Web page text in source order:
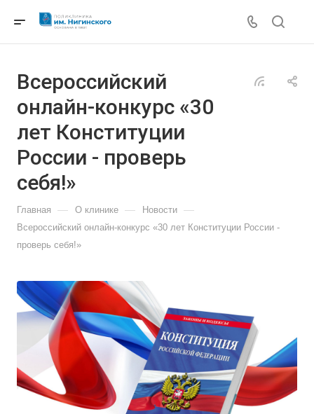
Всероссийский
онлайн-конкурс «30
лет Конституции
России - проверь
себя!»
Главная — О клинике — Новости —
Всероссийский онлайн-конкурс «30 лет Конституции России -
проверь себя!»